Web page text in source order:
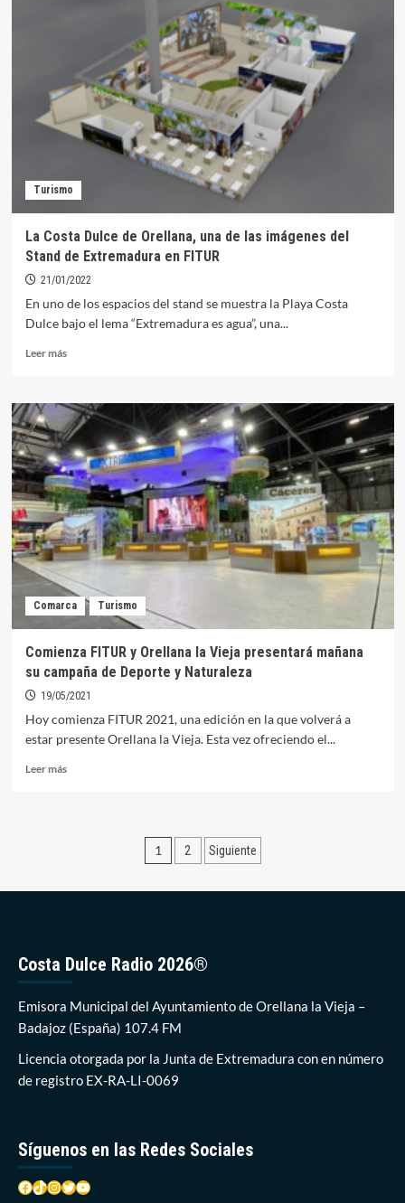
FITUR
con
lema
#EmbárcateEnOrellana
Turismo
La Costa Dulce de Orellana, una de las imágenes del
Stand de Extremadura en FITUR
21/01/2022
En uno de los espacios del stand se muestra la Playa Costa
Dulce bajo el lema “Extremadura es agua”, una...
Leer másLeer
La
Costa
Dulce
de
Orellana,
una
de
las
imágenes
del
Stand
de
Extremadura
Comarca Turismo
Comienza FITUR y Orellana la Vieja presentará mañana
su campaña de Deporte y Naturaleza
19/05/2021
Hoy comienza FITUR 2021, una edición en la que volverá a
estar presente Orellana la Vieja. Esta vez ofreciendo el...
Leer másLeer
su
campaña
Deporte
y
Paginación
1 2 Siguiente
Costa Dulce Radio 2026®
Emisora Municipal del Ayuntamiento de Orellana la Vieja –
Badajoz (España) 107.4 FM
Licencia otorgada por la Junta de Extremadura con en número
de registro EX-RA-LI-0069
Síguenos en las Redes Sociales
Facebook
TikTok
Instagram
Twitter
YouTube